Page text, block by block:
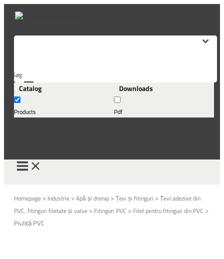
Skip
content
Søg
her...
Catalog
Products
Downloads
Pdf
Homepage > Industrie >Apă și drenaj >Țevi și fitinguri >Țevi adezive din
PVC, fitinguri filetate și valve > Fitinguri PVC > Filet pentru fitinguri din PVC >
Piuliță PVC